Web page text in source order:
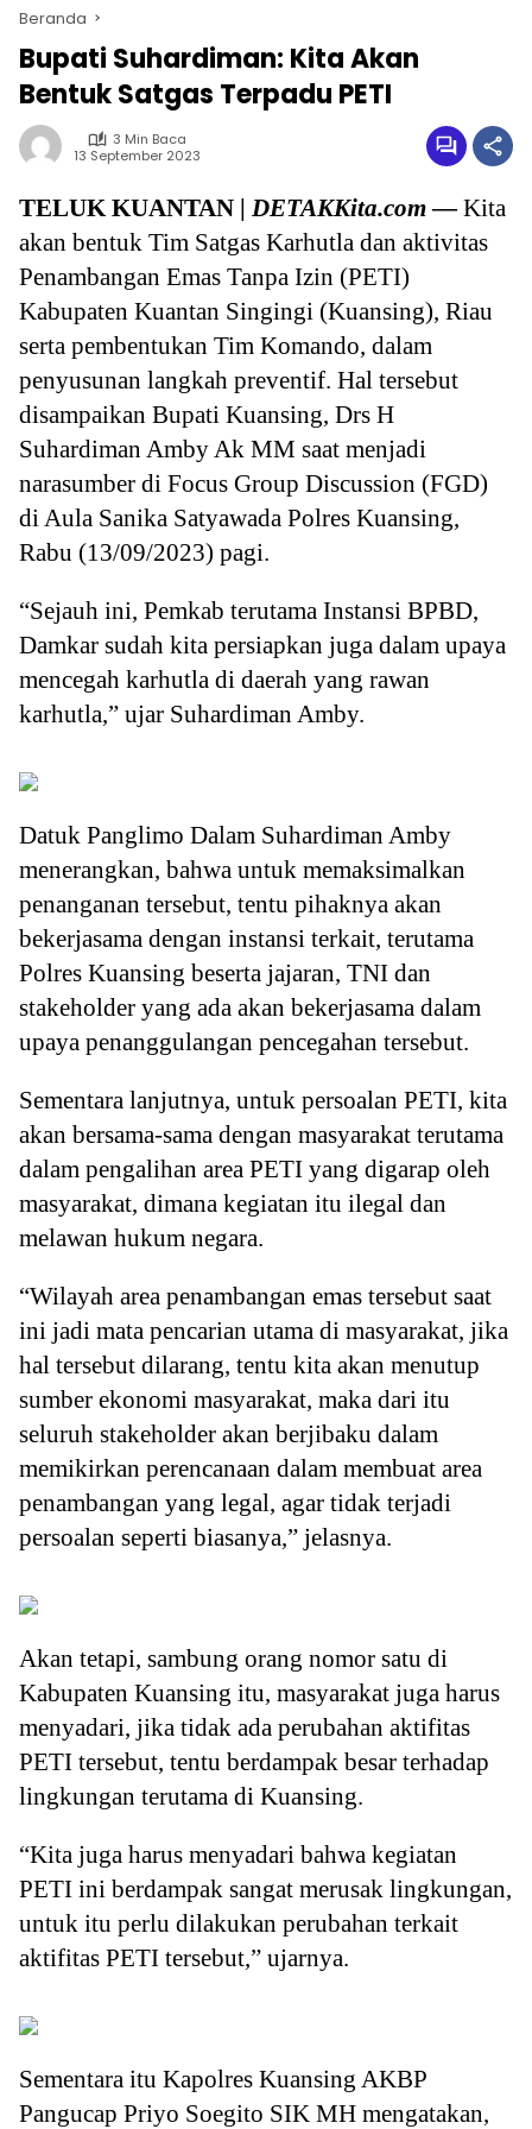
Beranda
Bupati Suhardiman: Kita Akan
Bentuk Satgas Terpadu PETI
3 Min Baca
13 September 2023
TELUK KUANTAN | DETAKKita.com—Kita
akan bentuk Tim Satgas Karhutla dan aktivitas
Penambangan Emas Tanpa Izin (PETI)
Kabupaten Kuantan Singingi (Kuansing), Riau
serta pembentukan Tim Komando, dalam
penyusunan langkah preventif. Hal tersebut
disampaikan Bupati Kuansing, Drs H
Suhardiman Amby Ak MM saat menjadi
narasumber di Focus Group Discussion (FGD)
di Aula Sanika Satyawada Polres Kuansing,
Rabu (13/09/2023) pagi.
“Sejauh ini, Pemkab terutama Instansi BPBD,
Damkar sudah kita persiapkan juga dalam upaya
mencegah karhutla di daerah yang rawan
karhutla,” ujar Suhardiman Amby.
Datuk Panglimo Dalam Suhardiman Amby
menerangkan, bahwa untuk memaksimalkan
penanganan tersebut, tentu pihaknya akan
bekerjasama dengan instansi terkait, terutama
Polres Kuansing beserta jajaran, TNI dan
stakeholder yang ada akan bekerjasama dalam
upaya penanggulangan pencegahan tersebut.
Sementara lanjutnya, untuk persoalan PETI, kita
akan bersama-sama dengan masyarakat terutama
dalam pengalihan area PETI yang digarap oleh
masyarakat, dimana kegiatan itu ilegal dan
melawan hukum negara.
“Wilayah area penambangan emas tersebut saat
ini jadi mata pencarian utama di masyarakat, jika
hal tersebut dilarang, tentu kita akan menutup
sumber ekonomi masyarakat, maka dari itu
seluruh stakeholder akan berjibaku dalam
memikirkan perencanaan dalam membuat area
penambangan yang legal, agar tidak terjadi
persoalan seperti biasanya,” jelasnya.
Akan tetapi, sambung orang nomor satu di
Kabupaten Kuansing itu, masyarakat juga harus
menyadari, jika tidak ada perubahan aktifitas
PETI tersebut, tentu berdampak besar terhadap
lingkungan terutama di Kuansing.
“Kita juga harus menyadari bahwa kegiatan
PETI ini berdampak sangat merusak lingkungan,
untuk itu perlu dilakukan perubahan terkait
aktifitas PETI tersebut,” ujarnya.
Sementara itu Kapolres Kuansing AKBP
Pangucap Priyo Soegito SIK MH mengatakan,